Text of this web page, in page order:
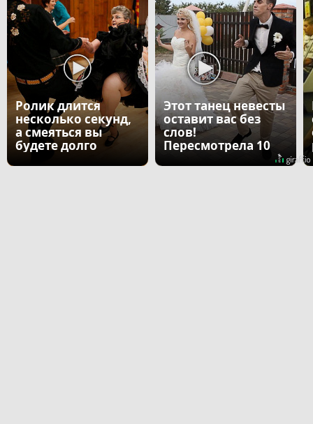
Ролик длится
несколько секунд,
а смеяться вы
будете долго
Этот танец невесты
оставит вас без
слов!
Пересмотрела 10